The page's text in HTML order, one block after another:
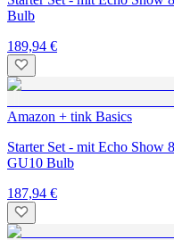
Bulb
189,94 €
Amazon + tink Basics
Starter Set - mit Echo
GU10 Bulb
187,94 €